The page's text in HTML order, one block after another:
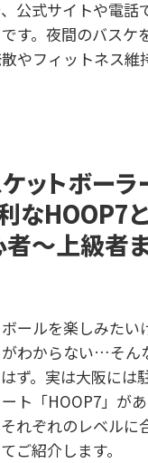
公式サイトや電話
す。夜間のバスケ
やフィットネス維
ットボーラ
なHOOP7
者〜上級者ま
ールを楽しみたい
わからない…そん
ず。実は大阪には
ト「HOOP7」が
れぞれのレベルに
ご紹介します。